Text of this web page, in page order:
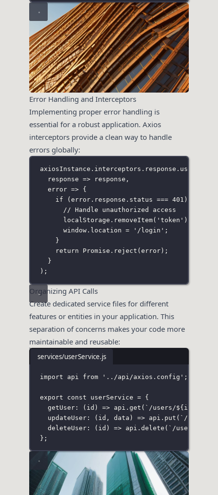
Error Handling and Interceptors
Implementing proper error handling is
essential for a robust application. Axios
interceptors provide a clean way to handle
errors globally:
axiosInstance.interceptors.response. use
response => response,
error => {
if (error.response.status === 401 ) {
// Handle unauthorized access
localStorage. removeItem( ' token ' );
window.location = ' /login ' ;
}
return
Promise . reject (error);
}
);
Organizing API Calls
Create dedicated service files for different
features or entities in your application. This
separation of concerns makes your code more
maintainable and reusable:
services/userService.js
import api from ' ../api/axios.config ' ;
export const userService = {
getUser: ( id ) => api. get ( `/users/${ id
updateUser: ( id , data ) => api. put ( `/users/
deleteUser: ( id ) => api. delete ( `/users/
};